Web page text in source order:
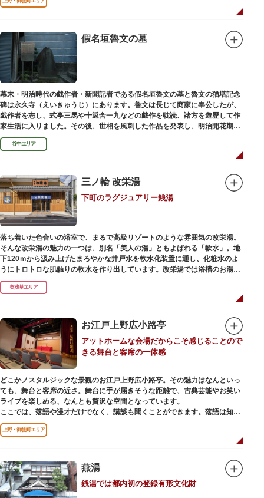
假名垣魯文の墓
幕末・明治時代の戯作者・新聞記者である假名垣魯文の墓と魯文の猫塔記念
碑は永久寺（えいきゅうじ）にあります。魯文は長じて商家に奉公したが、
戯作者を志し、式亭三馬や十返舎一九などの戯作を耽読、諸方を遊歴して作
家生活に入りました。その後、世相を風刺した作品を発表し、明治開花期の
花形作家となりました。墓石には、聖観音を線刻した板碑がはめ込まれてい
ます。谷中エリア
三ノ輪 改栄湯
下町のラグジュアリー銭湯
落ち着いた色合いの浴室で、まるで高級リゾートのような雰囲気の改栄湯。
そんな改栄湯の魅力の一つは、別名「美人の湯」ともよばれる「軟水」。地
下120ｍから汲み上げたまろやかな井戸水を軟水化装置に通し、化粧水のよ
うにトロトロな肌触りの軟水を作り出しています。改栄湯では浴槽のお湯か
らカランのお湯まですべてが軟水。お風呂上がりにはお肌しっとり、髪の毛
さらさらになれることまちがいなしです。お風呂の種類も多く、高濃度浸透
炭酸泉、シルキーバス、ジェットバス、サウナなど気分によって様々なお風
そしてお風呂上がりには、キンキンに冷えた生ビールやレモンサワーで乾杯
するもよし、改栄湯名物こだわりの生乳ソフトクリームを食べるのもよし、
どの年代の方々も、身も心も温まる幸せな空間となっています。オリジナル
グッズの販売もありますのでお立ち寄りの際にはぜひ覗いてみてください
ね。
奥浅草エリア
お江戸上野広小路亭
アットホームな会場だからこそ感じることので
きる舞台と客席の一体感
どこかノスタルジックな景観のお江戸上野広小路亭。その魅力はなんといっ
ても、舞台と客席の近さ。舞台に手が届きそうな距離で、古典芸能やお笑い
ライブを楽しめる、なんとも贅沢な空間となっています。
ここでは、落語や漫才だけでなく、講談も聞くことができます。落語は知っ
ているけど講談ってなんだろう？と思われた方も、ぜひ一度お江戸上野広小
路亭をのぞいてみませんか？
上野・御徒町エリア
燕湯
銭湯では都内初の登録有形文化財